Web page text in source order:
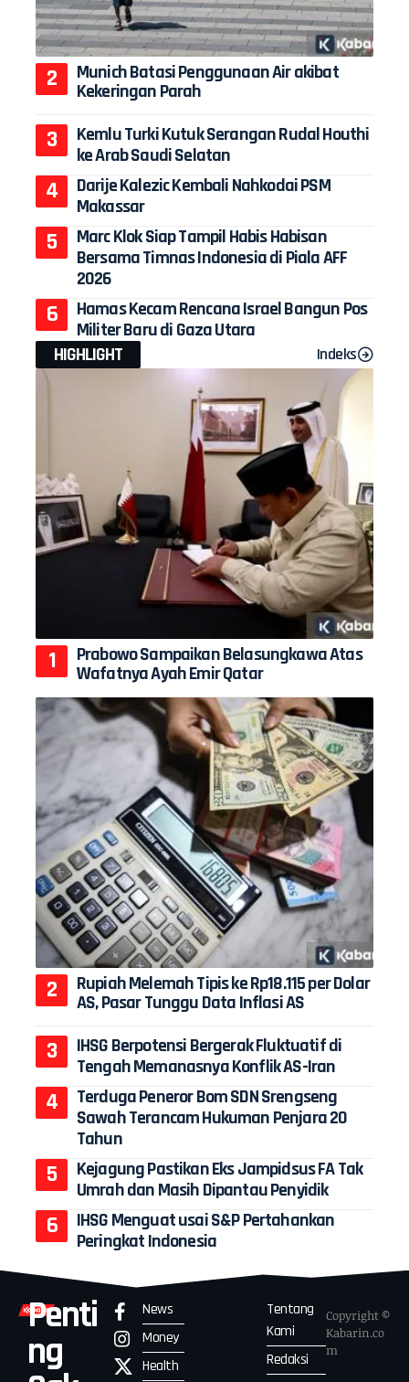
Munich Batasi Penggunaan Air akibat
Kekeringan Parah
Kemlu Turki Kutuk Serangan Rudal Houthi
ke Arab Saudi Selatan
Darije Kalezic Kembali Nahkodai PSM
Makassar
Marc Klok Siap Tampil Habis Habisan
Bersama Timnas Indonesia di Piala AFF
2026
Hamas Kecam Rencana Israel Bangun Pos
Militer Baru di Gaza Utara
HIGHLIGHT
Indeks
Prabowo Sampaikan Belasungkawa Atas
Wafatnya Ayah Emir Qatar
Rupiah Melemah Tipis ke Rp18.115 per Dolar
AS, Pasar Tunggu Data Inflasi AS
IHSG Berpotensi Bergerak Fluktuatif di
Tengah Memanasnya Konflik AS-Iran
Terduga Peneror Bom SDN Srengseng
Sawah Terancam Hukuman Penjara 20
Tahun
Kejagung Pastikan Eks Jampidsus FA Tak
Umrah dan Masih Dipantau Penyidik
IHSG Menguat usai S&P Pertahankan
Peringkat Indonesia
Penti
ng
News
Money
Health
Tentang
Kami
Redaksi
Copyright ©
Kabarin.co
m